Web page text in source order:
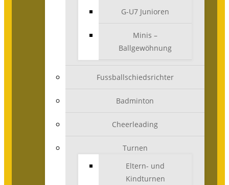
G-U7 Junioren
Minis –
Ballgewöhnung
Fussballschiedsrichter
Badminton
Cheerleading
Turnen
Eltern- und
Kindturnen